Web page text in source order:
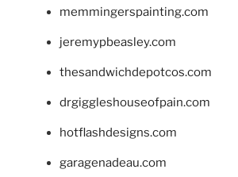
memmingerspainting.com
jeremypbeasley.com
thesandwichdepotcos.com
drgiggleshouseofpain.com
hotflashdesigns.com
garagenadeau.com